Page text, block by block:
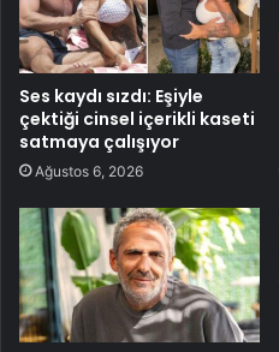
Ses kaydı sızdı: Eşiyle
çektiği cinsel içerikli kaseti
satmaya çalışıyor
Ağustos 6, 2026